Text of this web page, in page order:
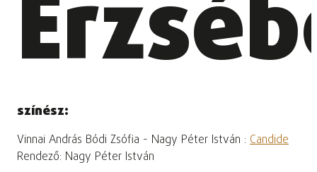
színész:
Vinnai András Bódi Zsófia - Nagy Péter István : Candide
Rendező: Nagy Péter István